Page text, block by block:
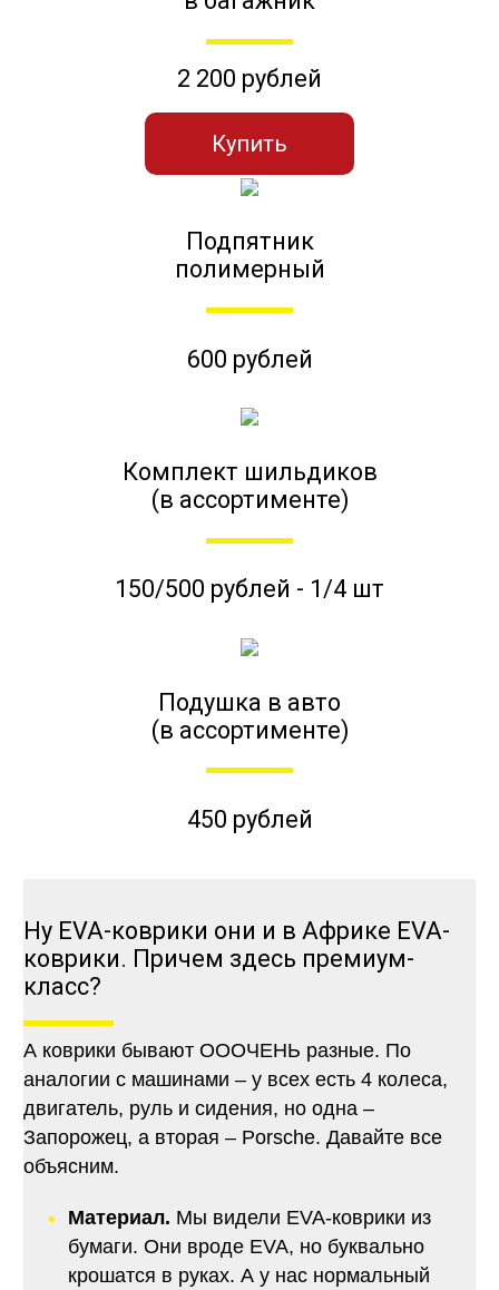
2 200 рублей
Купить
Подпятник
полимерный
600 рублей
Комплект шильдиков
(в ассортименте)
150/500 рублей - 1/4 шт
Подушка в авто
(в ассортименте)
450 рублей
Ну EVA-коврики они и в Африке EVA-
коврики. Причем здесь премиум-
класс?
А коврики бывают ОООЧЕНЬ разные. По
аналогии с машинами – у всех есть 4 колеса,
двигатель, руль и сидения, но одна –
Запорожец, а вторая – Porsche. Давайте все
объясним.
Материал. Мы видели EVA-коврики из
бумаги. Они вроде EVA, но буквально
крошатся в руках. А у нас нормальный